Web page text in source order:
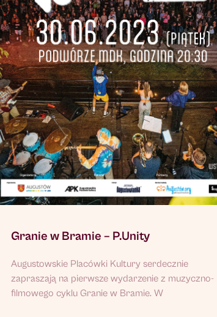
Granie w Bramie – P.Unity
Augustowskie Placówki Kultury serdecznie
zapraszają na pierwsze wydarzenie z muzyczno-
filmowego cyklu Granie w Bramie. W